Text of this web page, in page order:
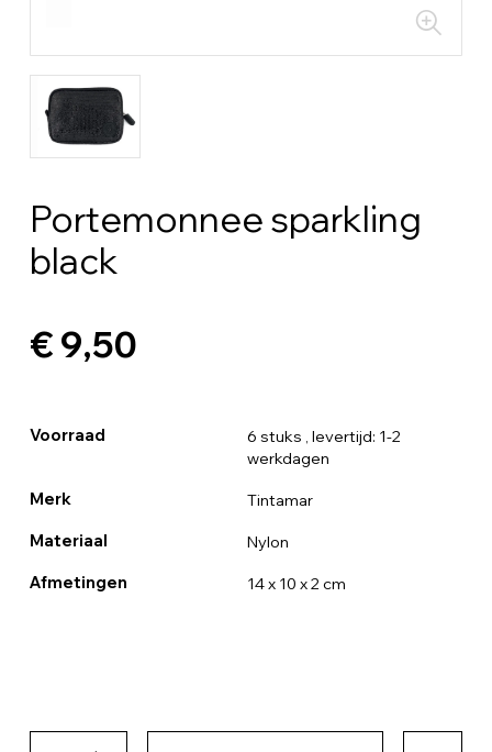
Portemonnee sparkling
black
€ 9,50
Voorraad 6 stuks , levertijd: 1-2
werkdagen
Merk Tintamar
Materiaal Nylon
Afmetingen 14 x 10 x 2 cm